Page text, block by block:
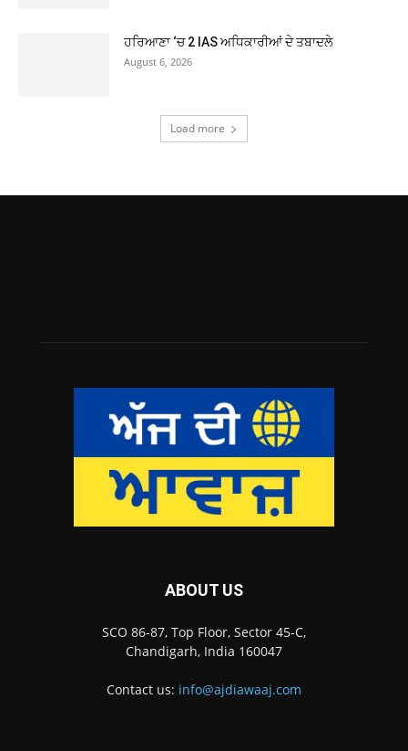
ਹਰਿਆਣਾ ‘ਚ 2 IAS ਅਧਿਕਾਰੀਆਂ ਦੇ ਤਬਾਦਲੇ
August 6, 2026
Load more
ABOUT US
SCO 86-87, Top Floor, Sector 45-C,
Chandigarh, India 160047
Contact us: info@ajdiawaaj.com